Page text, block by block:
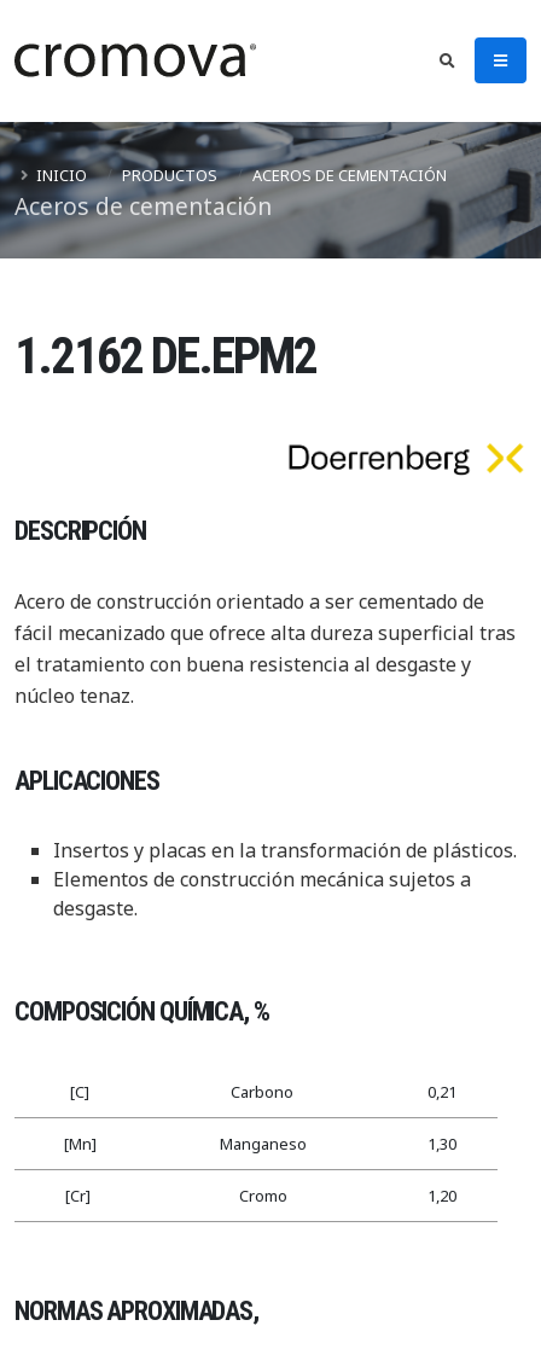
Aceros de cementación
INICIO PRODUCTOS ACEROS DE CEMENTACIÓN
1.2162 DE.EPM2
DESCRIPCIÓN
Acero de construcción orientado a ser cementado de
fácil mecanizado que ofrece alta dureza superficial tras
el tratamiento con buena resistencia al desgaste y
núcleo tenaz.
APLICACIONES
Insertos y placas en la transformación de plásticos.
Elementos de construcción mecánica sujetos a
desgaste.
COMPOSICIÓN QUÍMICA, %
[C] Carbono 0,21
[Mn] Manganeso 1,30
[Cr] Cromo 1,20
NORMAS APROXIMADAS,